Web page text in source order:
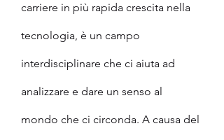
carriere in più rapida crescita nella
tecnologia, è un campo
interdisciplinare che ci aiuta ad
analizzare e dare un senso al
mondo che ci circonda. A causa del